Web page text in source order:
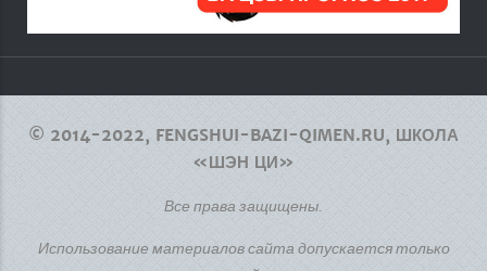
© 2014-2022, FENGSHUI-BAZI-QIMEN.RU, ШКОЛА
«ШЭН ЦИ»
Все права защищены.
Использование материалов сайта допускается только